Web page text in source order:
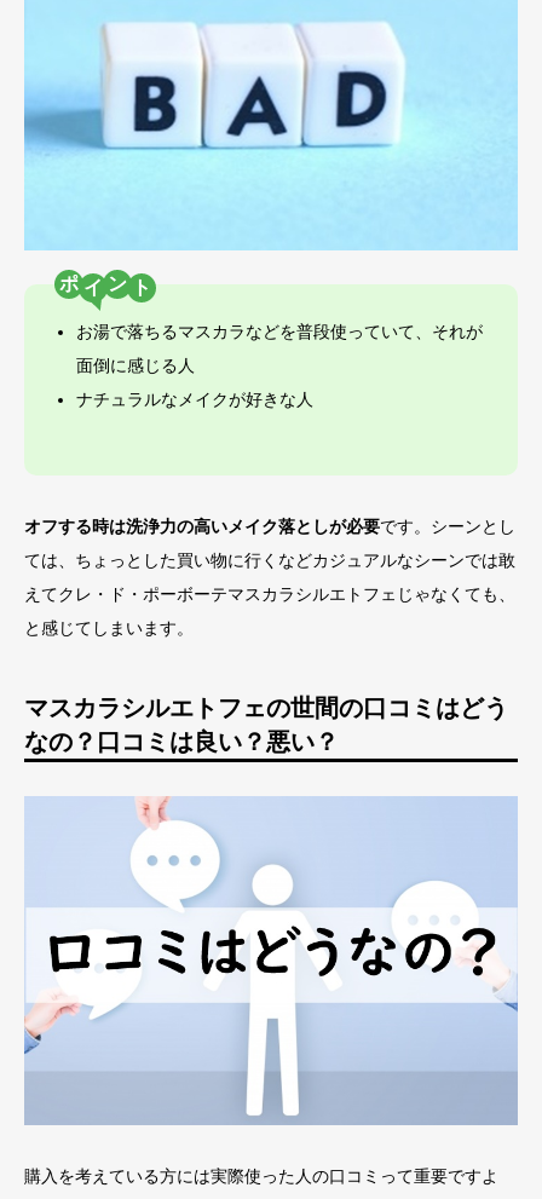
ポ ン
お湯で落ちるマスカラなどを普段使っていて、それが
面倒に感じる人
ナチュラルなメイクが好きな人
オフする時は洗浄力の高いメイク落としが必要です。シーンとし
ては、ちょっとした買い物に行くなどカジュアルなシーンでは敢
えてクレ・ド・ポーボーテマスカラシルエトフェじゃなくても、
と感じてしまいます。
マスカラシルエトフェの世間の口コミはどう
なの？口コミは良い？悪い？
購入を考えている方には実際使った人の口コミって重要ですよ